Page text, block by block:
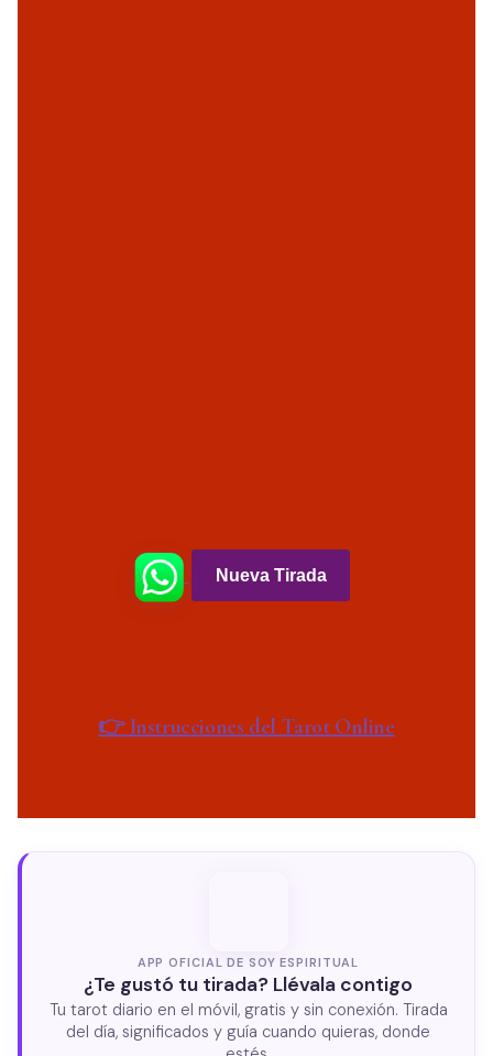
Nueva Tirada
👉 Instrucciones del Tarot Online
APP OFICIAL DE SOY ESPIRITUAL
¿Te gustó tu tirada? Llévala contigo
Tu tarot diario en el móvil, gratis y sin conexión. Tirada
del día, significados y guía cuando quieras, donde